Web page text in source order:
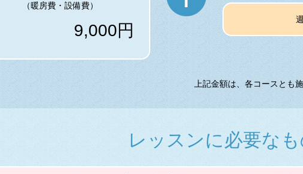
（暖房費・設備費）
9,000円
上記金額は、各コースとも
レッスンに必要な